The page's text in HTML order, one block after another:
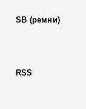
SB (ремни)
RSS